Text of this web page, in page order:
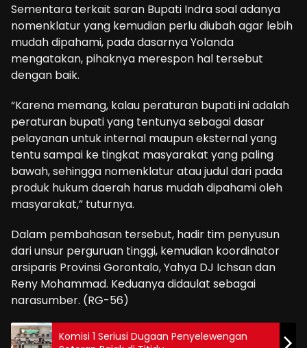
Sementara terkait saran Bupati Indra soal adanya
nomenklatur yang kemudian perlu diubah agar lebih
mudah dipahami, pada dasarnya Yolanda
mengatakan, pihaknya merespon hal tersebut
dengan baik.
“Karena memang, kalau peraturan bupati ini adalah
peraturan bupati yang tentunya sebagai dasar
pelayanan untuk internal maupun eksternal yang
tentu sampai ke tingkat masyarakat yang paling
bawah, sehingga nomenklatur atau judul dari pada
produk hukum daerah harus mudah dipahami oleh
masyarakat,” tuturnya.
Dalam pembahasan tersebut, hadir tim penyusun
dari unsur perguruan tinggi, kemudian koordinator
arsiparis Provinsi Gorontalo, Yahya DJ Ichsan dan
Reny Mohammad. Keduanya didaulat sebagai
narasumber. (RG-56)
Komisi 1 Seriusi Dugaan Penyelewengan